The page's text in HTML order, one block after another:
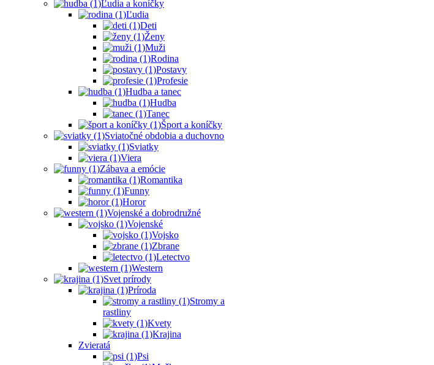
Ľudia a koníčky
Ľudia
Deti
Ženy
Muži
Rodina
Postavy
Profesie
Hudba a tanec
Hudba
Tanec
Šport a koníčky
Sviatočné obdobia a duchovno
Sviatky
Viera
Zábava a emócie
Romantika
Funny
Horor
Vojenské a dobrodružné
Vojenské
Vojsko
Zbrane
Letectvo
Western
Svet prírody
Príroda
Stromy a
rastliny
Kvety
Krajina
Zvieratá
Psi